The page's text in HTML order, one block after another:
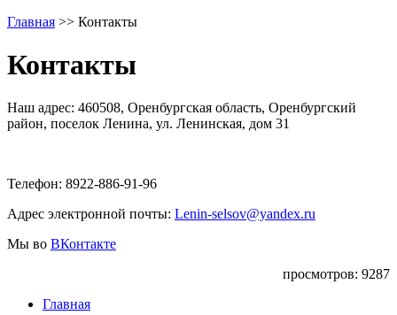
Главная >> Контакты
Контакты
Наш адрес: 460508, Оренбургская область, Оренбургский
район, поселок Ленина, ул. Ленинская, дом 31
Телефон: 8922-886-91-96
Адрес электронной почты: Lenin-selsov@yandex.ru
Мы во ВКонтакте
просмотров: 9287
Главная